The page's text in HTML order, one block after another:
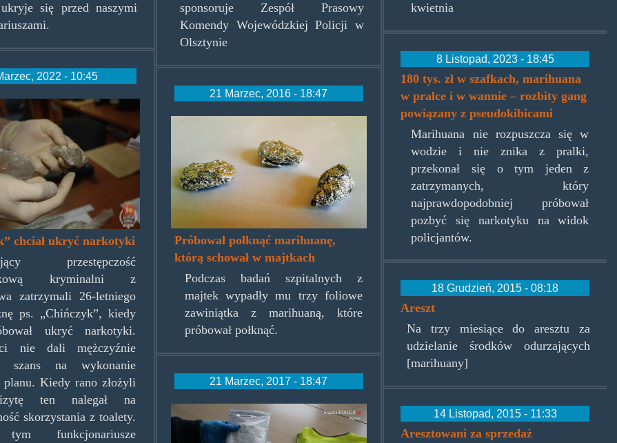
się przed naszymi
2022 - 10:45
chciał ukryć narkotyki
przestępczość
kryminalni z
zatrzymali 26-letniego
ps. „Chińczyk”, kiedy
ukryć narkotyki.
nie dali mężczyźnie
szans na wykonanie
planu. Kiedy rano złożyli
ten nalegał na
skorzystania z toalety.
funkcjonariusze
sponsoruje Zespół Prasowy
Komendy Wojewódzkiej Policji w
Olsztynie
21 Marzec, 2016 - 18:47
Próbował połknąć marihuanę,
którą schował w majtkach
Podczas badań szpitalnych z
majtek wypadły mu trzy foliowe
zawiniątka z marihuaną, które
próbował połknąć.
21 Marzec, 2017 - 18:47
pomagamy_i_chronimy_skrot.jpg
kwietnia
8 Listopad, 2023 - 18:45
180 tys. zł w szafkach, marihuana
w pralce i w wannie – rozbity gang
powiązany z pseudokibicami
Marihuana nie rozpuszcza się w
wodzie i nie znika z pralki,
przekonał się o tym jeden z
zatrzymanych, który
najprawdopodobniej próbował
pozbyć się narkotyku na widok
policjantów.
18 Grudzień, 2015 - 08:18
Areszt
Na trzy miesiące do aresztu za
udzielanie środków odurzających
[marihuany]
14 Listopad, 2015 - 11:33
Aresztowani za sprzedaż